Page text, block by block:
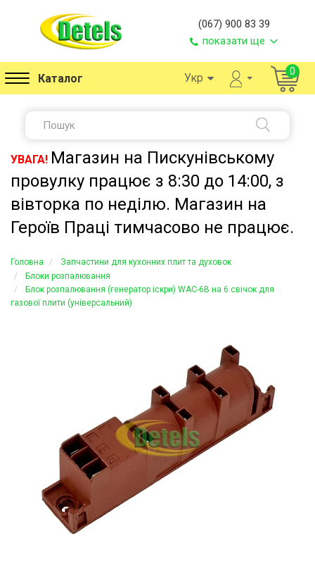
(067) 900 83 39
показати ще
Каталог Укр 0
УВАГА! Магазин на Пискунівському
провулку працює з 8:30 до 14:00, з
вівторка по неділю. Магазин на
Героїв Праці тимчасово не працює.
Головна
Запчастини для кухонних плит та духовок
Блоки розпалювання
Блок розпалювання (генератор іскри) WAC-6B на 6 свічок для
газової плити (універсальний)